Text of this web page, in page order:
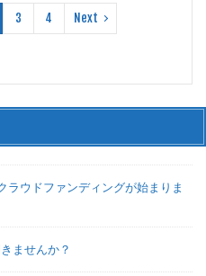
3 4 Next
ウドファンディングが始まりま
ませんか？